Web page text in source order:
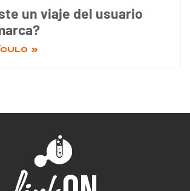
un viaje del usuario
»